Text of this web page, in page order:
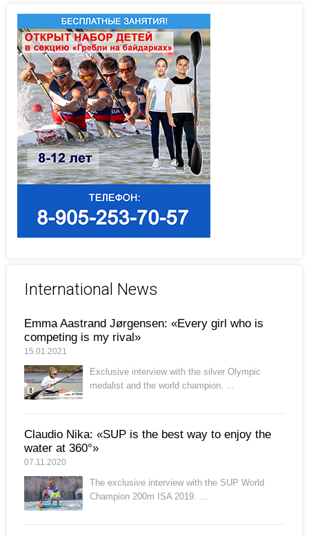
International News
Emma Aastrand Jørgensen: «Every girl who is
competing is my rival»
15.01.2021
Exclusive interview with the silver Olympic
medalist and the world champion. ...
Claudio Nika: «SUP is the best way to enjoy the
water at 360°»
07.11.2020
The exclusive interview with the SUP World
Champion 200m ISA 2019. ...